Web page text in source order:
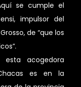
se cumple el
impulsor del
de “que los
acogedora
es en la